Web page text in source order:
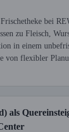
bei
zu Fleisch,
in einem
von flexibler
als